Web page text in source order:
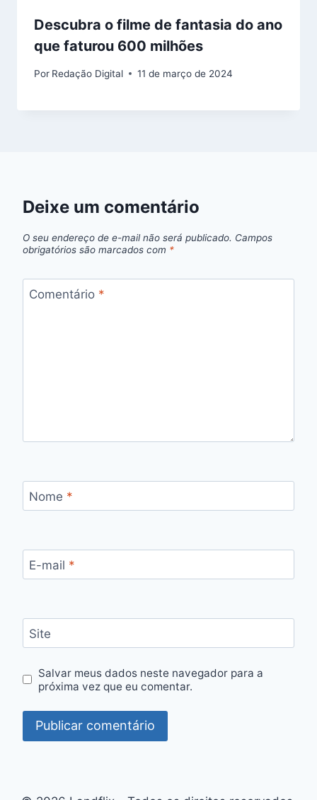
Descubra o filme de fantasia do ano
que faturou 600 milhões
Por Redação Digital 11 de março de 2024
Deixe um comentário
O seu endereço de e-mail não será publicado. Campos
obrigatórios são marcados com *
Comentário *
Nome *
E-mail *
Site
Salvar meus dados neste navegador para a
próxima vez que eu comentar.